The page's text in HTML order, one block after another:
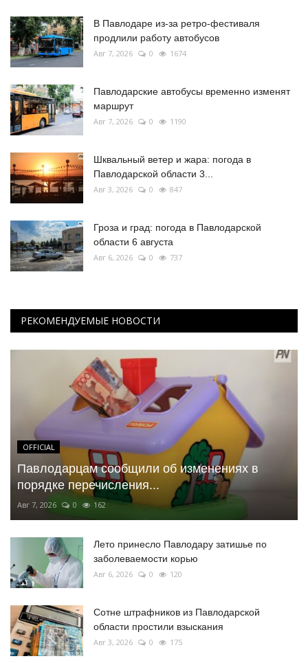
В Павлодаре из-за ретро-фестиваля
продлили работу автобусов
Авг 7, 2026 0 1674
Павлодарские автобусы временно изменят
маршрут
Авг 7, 2026 0 1190
Шквальный ветер и жара: погода в
Павлодарской области 3...
Авг 3, 2026 0 847
Гроза и град: погода в Павлодарской
области 6 августа
Авг 6, 2026 0 737
РЕКОМЕНДУЕМЫЕ НОВОСТИ
OFFICIAL
Павлодарцам сообщили об изменениях в
порядке перечисления...
Авг 7, 2026 0 162
Лето принесло Павлодару затишье по
заболеваемости корью
Авг 6, 2026 0 120
Сотне штрафников из Павлодарской
области простили взыскания
Авг 3, 2026 0 175